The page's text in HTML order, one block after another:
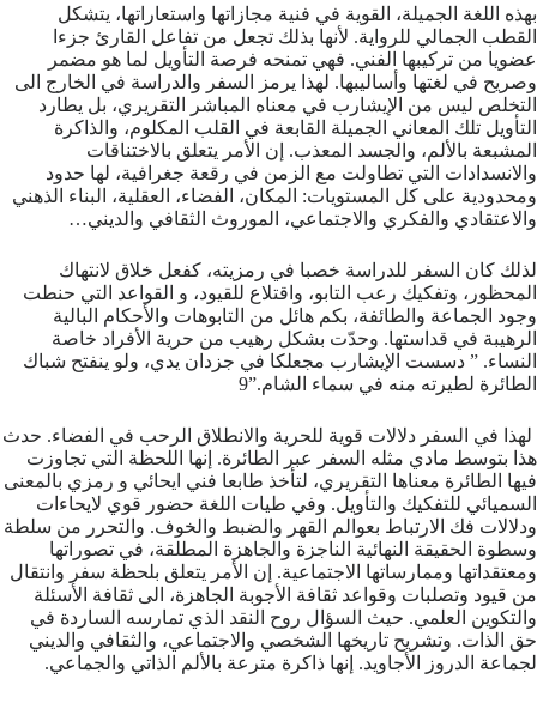
بهذه اللغة الجميلة، القوية في فنية مجازاتها واستعاراتها، يتشكل
القطب الجمالي للرواية. لأنها بذلك تجعل من تفاعل القارئ جزءا
عضويا من تركيبها الفني. فهي تمنحه فرصة التأويل لما هو مضمر
وصريح في لغتها وأساليبها. لهذا يرمز السفر والدراسة في الخارج الى
التخلص ليس من الإيشارب في معناه المباشر التقريري، بل يطارد
التأويل تلك المعاني الجميلة القابعة في القلب المكلوم، والذاكرة
المشبعة بالألم، والجسد المعذب. إن الأمر يتعلق بالاختناقات
والانسدادات التي تطاولت مع الزمن في رقعة جغرافية، لها حدود
ومحدودية على كل المستويات: المكان، الفضاء، العقلية، البناء الذهني
والاعتقادي والفكري والاجتماعي، الموروث الثقافي والديني…
لذلك كان السفر للدراسة خصبا في رمزيته، كفعل خلاق لانتهاك
المحظور، وتفكيك رعب التابو، واقتلاع للقيود، و القواعد التي حنطت
وجود الجماعة والطائفة، بكم هائل من التابوهات والأحكام البالية
الرهيبة في قداستها. وحدّت بشكل رهيب من حرية الأفراد خاصة
النساء. ” دسست الإيشارب مجعلكا في جزدان يدي، ولو ينفتح شباك
الطائرة لطيرته منه في سماء الشام.”9
لهذا في السفر دلالات قوية للحرية والانطلاق الرحب في الفضاء. حدث
هذا بتوسط مادي مثله السفر عبر الطائرة. إنها اللحظة التي تجاوزت
فيها الطائرة معناها التقريري، لتأخذ طابعا فني ايحائي و رمزي بالمعنى
السميائي للتفكيك والتأويل. وفي طيات اللغة حضور قوي لايحاءات
ودلالات فك الارتباط بعوالم القهر والضبط والخوف. والتحرر من سلطة
وسطوة الحقيقة النهائية الناجزة والجاهزة المطلقة، في تصوراتها
ومعتقداتها وممارساتها الاجتماعية. إن الأمر يتعلق بلحظة سفر وانتقال
من قيود وتصلبات وقواعد ثقافة الأجوبة الجاهزة، الى ثقافة الأسئلة
والتكوين العلمي. حيث السؤال روح النقد الذي تمارسه الساردة في
حق الذات. وتشريح تاريخها الشخصي والاجتماعي، والثقافي والديني
لجماعة الدروز الأجاويد. إنها ذاكرة مترعة بالألم الذاتي والجماعي.